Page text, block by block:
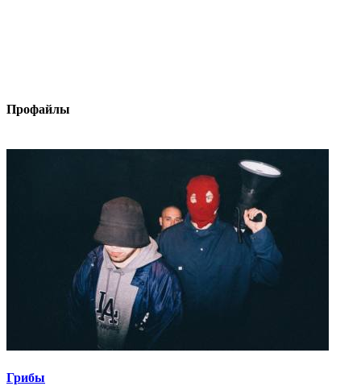
Профайлы
Грибы